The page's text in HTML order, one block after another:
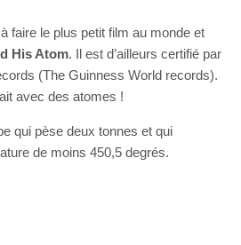
faire le plus petit film au monde et
His Atom. Il est d’ailleurs certifié par
(The Guinness World records).
avec des atomes !
qui pèse deux tonnes et qui
de moins 450,5 degrés.